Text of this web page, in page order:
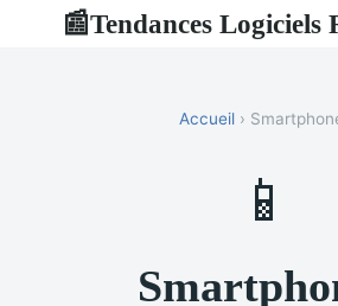
📰Tendances Logiciels
Accueil ›
📱